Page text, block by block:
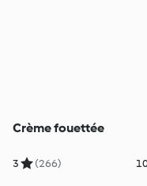
Crème fouettée
3 (266)